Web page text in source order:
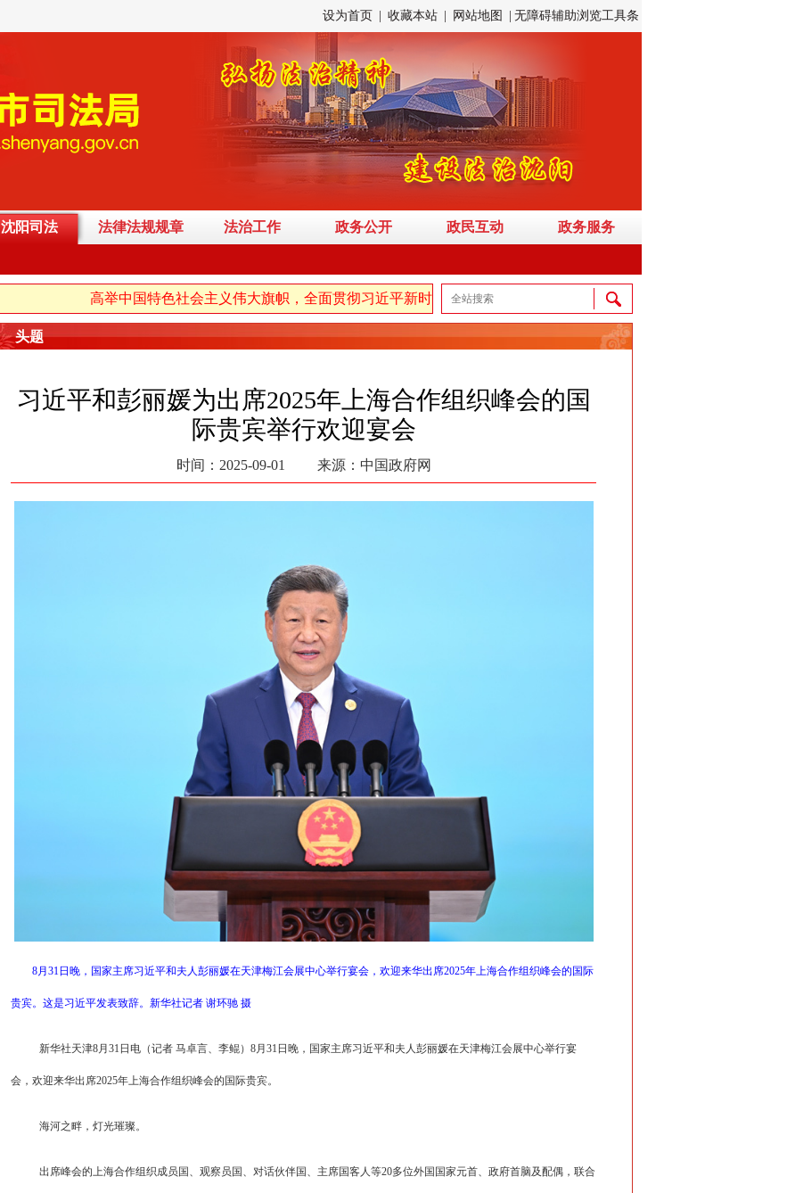
设为首页 收藏本站 网站地图 无障碍辅助浏览工具条
沈阳司法 法律法规规章 法治工作 政务公开 政民互动 政务服务
高举中国特色社会主义伟大旗帜，全面贯彻习近平新时代中国特色社会主义思想，弘扬伟大建党精神，自信自强、守正创
头题
习近平和彭丽媛为出席2025年上海合作组织峰会的国
际贵宾举行欢迎宴会
时间：2025-09-01 来源：中国政府网
8月31日晚，国家主席习近平和夫人彭丽媛在天津梅江会展中心举行宴会，欢迎来华出席2025年上海合作组织峰会的国际
贵宾。这是习近平发表致辞。新华社记者 谢环驰 摄
新华社天津8月31日电（记者 马卓言、李鲲）8月31日晚，国家主席习近平和夫人彭丽媛在天津梅江会展中心举行宴
会，欢迎来华出席2025年上海合作组织峰会的国际贵宾。
海河之畔，灯光璀璨。
出席峰会的上海合作组织成员国、观察员国、对话伙伴国、主席国客人等20多位外国国家元首、政府首脑及配偶，联合